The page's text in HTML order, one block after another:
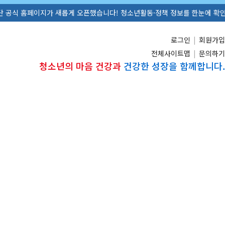
픈했습니다! 청소년활동·정책 정보를 한눈에 확인해보세요. ☎ 055-711-
로그인 | 회원가입
전체사이트맵 | 문의하기
청소년의 마음 건강과 건강한 성장을 함께합니다.